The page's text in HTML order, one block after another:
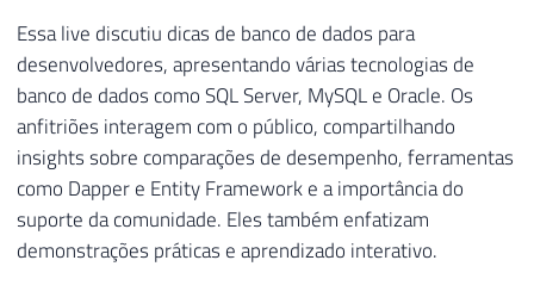
Essa live discutiu dicas de banco de dados para
desenvolvedores, apresentando várias tecnologias de
banco de dados como SQL Server, MySQL e Oracle. Os
anfitriões interagem com o público, compartilhando
insights sobre comparações de desempenho, ferramentas
como Dapper e Entity Framework e a importância do
suporte da comunidade. Eles também enfatizam
demonstrações práticas e aprendizado interativo.